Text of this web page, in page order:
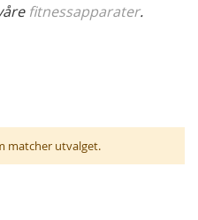
fitnessapparater.
matcher utvalget.